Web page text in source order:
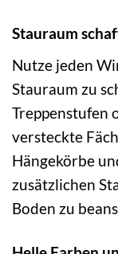
Stauraum
Nutze jeden
Stauraum zu
Treppenstufen
versteckte
Hängekörbe
zusätzlichen
Boden zu